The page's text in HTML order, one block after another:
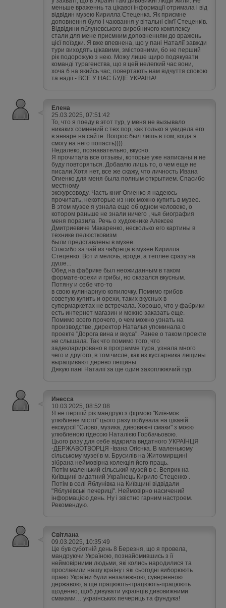
меньше враженнь та цікавої інформації отримала і від
відвідин музею Кирилла Стеценка. Як приємне
доповнення було і чаювання у вітальні сім'ї Стеценків.
Відвідини яблуневського виробничого комплексу
стали для мене приємним доповненням до вражень
цієї поїздки. Я вже впевнена, що у пані Наталії завжди
тури виходять цікавими, змістовними, бо не перший
рік подорожую з нею. Можу лише щиро подякувати
команді турагенства, що в цей нелегкий час вони,
хоча б на якийсь час, повертають нам відчуття спокою
та надії - ВСЕ У НАС БУДЕ УКРАЇНА!
Елена
25.03.2025, 07:51:42
То, что я поеду в этот тур, у меня не вызывало
никаких сомнений с тех пор, как только я увидела его
в январе на сайте. Вопрос был лишь в том, когда я
смогу на него попасть)))) .
Недалеко, познавательно, вкусно.
Я прочитала все отзывы, которые уже написаны и не
буду повторяться. Добавлю лишь то, о чем еще не
писали.Хотя нет, все же скажу, что личность Ивана
Огиенко для меня была полным открытием. Спасибо
местному
экскурсоводу. Часть книг Огиенко я надеюсь
прочитать, некоторые из них можно купить в музее.
В этом музее я узнала еще об одном человеке, о
котором раньше не знали ничего , чья биография
меня поразила. Речь о художнике Алексее
Дмитриевиче Макаренко, несколько его картины в
технике пелюстковизм
были представлены в музее.
Спасибо за чай из чабреца в музее Кирилла
Стеценко. Вот и мелочь, вроде, а теплее сразу на
душе...
Обед на фабрике был неожиданным в таком
формате-орехи и грибы, но оказался вкусным.
Потяну и себе что-то
в свою кулинарную копилочку. Помимо грибов
советую купить и орехи, таких вкусных в
супермаркетах не встречала. Хорошо, что у фабрики
есть интернет магазин и можно заказать еще.
Помимо всего прочего, о чем можно узнать на
производстве, директор Наталья упоминала о
проекте "Дорога вина и вкуса". Ранее о таком проекте
не слышала. Так что помимо того, что
задекларировано в программе тура, узнала много
чего и другого, в том числе, как из кустарника лещины
выращивают дерево лещины.
Дякую пані Наталії за ще один захоплюючий тур.
Инесса
10.03.2025, 08:52:08
Я не першій рік мандрую з фірмою "Київ-моє
улюблене місто" цього разу побувала на цікавій
екскурсії "Слово, музика, дивовижні смаки" з моєю
улюбленою гідесою Наталією Горбачьовою.
Цього разу для себе відкрила видатного УКРАЇНЦЯ
-ДЕРЖАВОТВОРЦЯ -Івана Огієнка. В маленькому
сільському музеї в м. Брусилів на Житомирщині
зібрана неймовірна колекція його праць.
Потім маленький сільський музей в с. Веприк на
Київщині видатний Українець Кирило Стеценко .
Потім в селі Яблунівка на Київщині відвідали
"Яблунівські печериці". Неймовірно насичений
інформацією день. Ну і звістно гарним настроем.
Рекомендую.
Світлана
09.03.2025, 10:35:49
Це був суботній день 8 Березня, що я провела,
мандруючи Україною, познайомившись з її
неймовірними людьми, які колись народилися та
прославили нашу країну і які сьогодні виборюють
право України були незалежною, суверенною
державою, а ще працюють-працюють-працюють
щоденно, щоб дивувати українців дивовижними
смаками… українських печериць та фундука!